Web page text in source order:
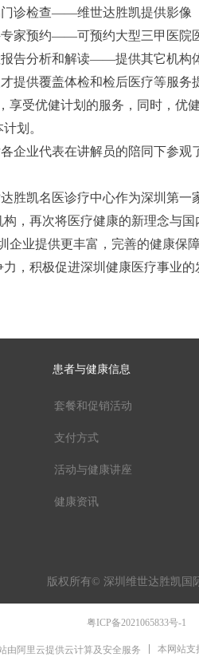
门诊检查——维世达胜凯提供影像
专家预约——可预约大型三甲医院
报告分析和解读——提供其它机构
提供覆盖体检和检后医疗等服务
享受优健计划的服务，同时，优
划。
企业代表在讲解员的陪同下参观
胜凯名医诊疗中心作为深圳第一
构，再次将医疗健康的新理念与
企业提供更丰富，完善的健康保
，积极促进深圳健康医疗事业的
患者与健康信息
套餐和促销活动
支付方式
活动与健康讲座
健康资讯
版权所有© 深圳维世达胜凯国
粤ICP备2021065833号-1
由阿里云提供云计算及安全服务 本网站支